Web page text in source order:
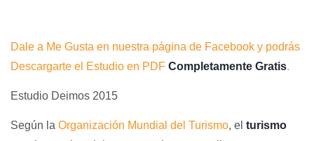
Dale a Me Gusta en nuestra página de Facebook y podrás
Descargarte el Estudio en PDF Completamente Gratis.
Estudio Deimos 2015
Según la Organización Mundial del Turismo, el turismo